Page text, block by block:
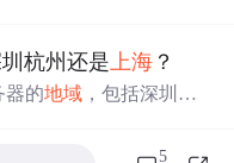
个地区和可用区，阿里
现突出，并提供金融
杭州还是上海 ？
器的地域 ，包括深圳、
5